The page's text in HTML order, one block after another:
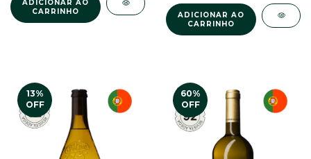
13%
OFF
60%
OFF